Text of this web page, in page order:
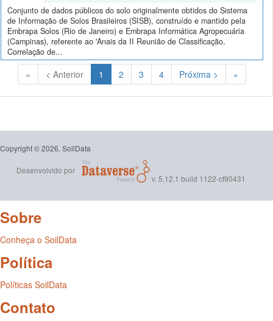
Conjunto de dados públicos do solo originalmente obtidos do Sistema
de Informação de Solos Brasileiros (SISB), construído e mantido pela
Embrapa Solos (Rio de Janeiro) e Embrapa Informática Agropecuária
(Campinas), referente ao 'Anais da II Reunião de Classificação,
Correlação de...
« < Anterior 1 (Atual)
2 3 4 Próxima > »
Copyright © 2026, SoilData
Desenvolvido por
v. 5.12.1 build 1122-cf90431
Sobre
Conheça o SoilData
Política
Políticas SoilData
Contato